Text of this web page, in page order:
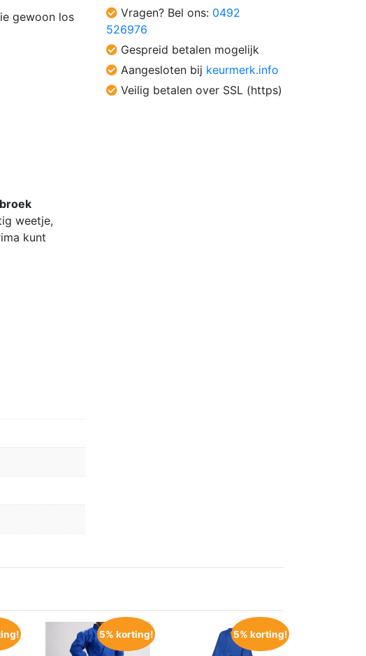
gewoon los
weetje,
kunt
Vragen? Bel ons: 0492
526976
Gespreid betalen mogelijk
Aangesloten bij keurmerk.info
Veilig betalen over SSL (https)
5% korting! 5% korting!